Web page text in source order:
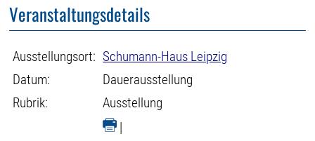
Veranstaltungsdetails
Ausstellungsort: Schumann-Haus Leipzig
Datum:
Dauerausstellung
Rubrik:
Ausstellung
|